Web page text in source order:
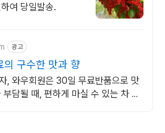
여 당일발송.
광고
의 구수한 맛과 향
, 와우회원은 30일 무료반품으로 맛
담될 때, 편하게 마실 수 있는 차 음